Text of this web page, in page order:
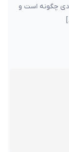
چگونه است و